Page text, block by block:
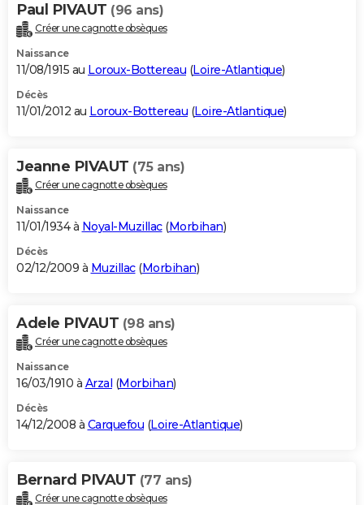
Paul PIVAUT (96 ans)
Créer une cagnotte obsèques
Naissance
11/08/1915 au Loroux-Bottereau (Loire-Atlantique)
Décès
11/01/2012 au Loroux-Bottereau (Loire-Atlantique)
Jeanne PIVAUT (75 ans)
Créer une cagnotte obsèques
Naissance
11/01/1934 à Noyal-Muzillac(Morbihan)
Décès
02/12/2009 à Muzillac(Morbihan)
Adele PIVAUT (98 ans)
Créer une cagnotte obsèques
Naissance
16/03/1910 à Arzal (Morbihan)
Décès
14/12/2008 à Carquefou (Loire-Atlantique)
Bernard PIVAUT (77 ans)
Créer une cagnotte obsèques